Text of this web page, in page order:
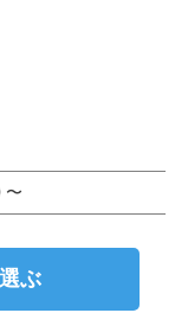
〜
ぶ